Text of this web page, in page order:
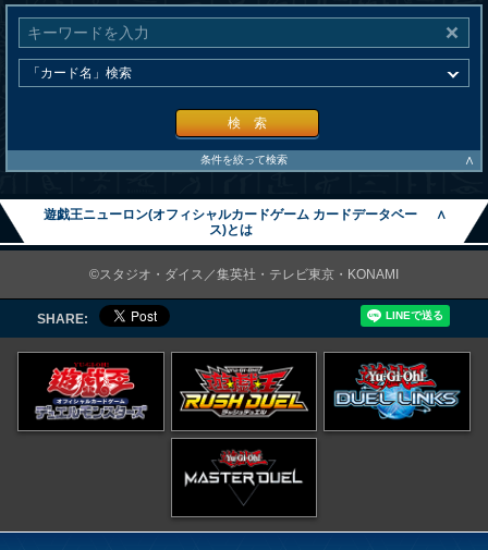
検 索
条件を絞って検索 ∧
遊戯王ニューロン(オフィシャルカードゲーム カードデータベー
ス)とは
∧
©スタジオ・ダイス／集英社・テレビ東京・KONAMI
SHARE: